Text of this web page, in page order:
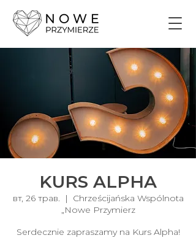
KURS ALPHA
вт, 26 трав.
  |
Chrześcijańska Wspólnota
„Nowe Przymierz
Serdecznie zapraszamy na Kurs Alpha!